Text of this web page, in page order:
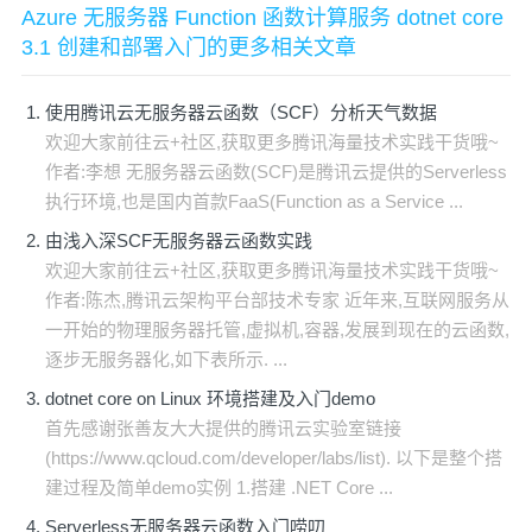
Azure 无服务器 Function 函数计算服务 dotnet core
3.1 创建和部署入门的更多相关文章
使用腾讯云无服务器云函数（SCF）分析天气数据
欢迎大家前往云+社区,获取更多腾讯海量技术实践干货哦~
作者:李想 无服务器云函数(SCF)是腾讯云提供的Serverless
执行环境,也是国内首款FaaS(Function as a Service ...
由浅入深SCF无服务器云函数实践
欢迎大家前往云+社区,获取更多腾讯海量技术实践干货哦~
作者:陈杰,腾讯云架构平台部技术专家 近年来,互联网服务从
一开始的物理服务器托管,虚拟机,容器,发展到现在的云函数,
逐步无服务器化,如下表所示. ...
dotnet core on Linux 环境搭建及入门demo
首先感谢张善友大大提供的腾讯云实验室链接
(https://www.qcloud.com/developer/labs/list). 以下是整个搭
建过程及简单demo实例 1.搭建 .NET Core ...
Serverless无服务器云函数入门唠叨